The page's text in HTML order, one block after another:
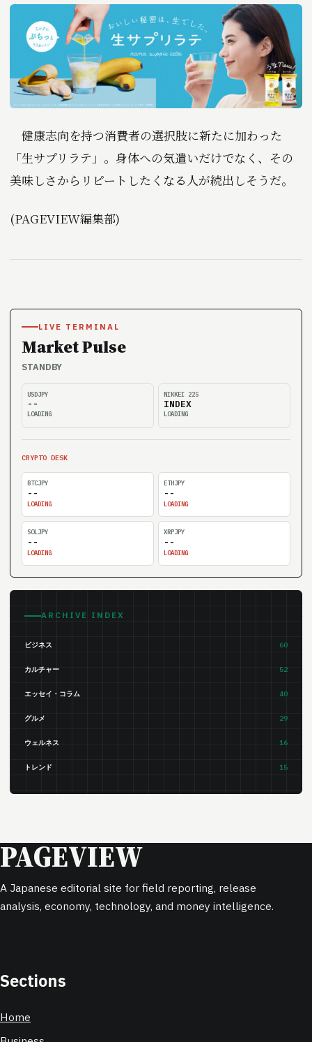
健康志向を持つ消費者の選択肢に新たに加わった
「生サプリラテ」。身体への気遣いだけでなく、その
美味しさからリピートしたくなる人が続出しそうだ。
(PAGEVIEW編集部)
LIVE TERMINAL
Market Pulse
STANDBY
USDJPY
--
LOADING
NIKKEI 225
INDEX
LOADING
CRYPTO DESK
BTCJPY
--
LOADING
ETHJPY
--
LOADING
SOLJPY
--
LOADING
XRPJPY
--
LOADING
ARCHIVE INDEX
ビジネス 60
カルチャー 52
エッセイ・コラム 40
グルメ 29
ウェルネス 16
トレンド 15
PAGEVIEW
A Japanese editorial site for field reporting, release
analysis, economy, technology, and money intelligence.
Sections
Home